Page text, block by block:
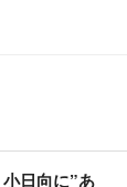
日向に”あ